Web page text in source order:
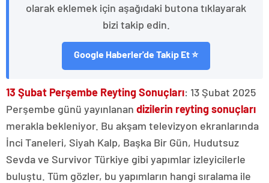
olarak eklemek için aşağıdaki butona tıklayarak
bizi takip edin.
Google Haberler'de Takip Et ⭐
13 Şubat Perşembe Reyting Sonuçları: 13 Şubat 2025
Perşembe günü yayınlanan dizilerin reyting sonuçları
merakla bekleniyor. Bu akşam televizyon ekranlarında
İnci Taneleri, Siyah Kalp, Başka Bir Gün, Hudutsuz
Sevda ve Survivor Türkiye gibi yapımlar izleyicilerle
buluştu. Tüm gözler, bu yapımların hangi sıralama ile